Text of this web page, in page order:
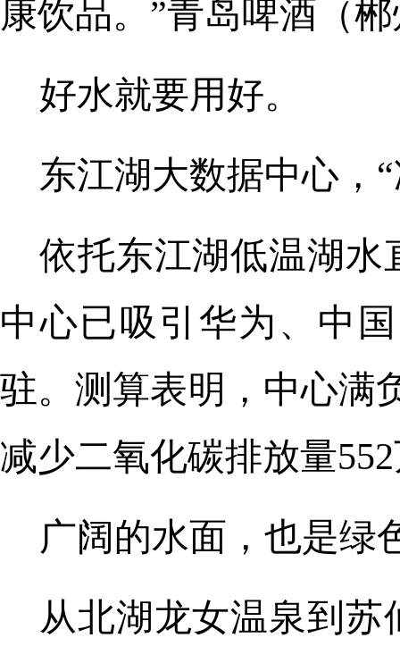
康饮品。”青岛啤酒（
好水就要用好。
东江湖大数据中心，
依托东江湖低温湖水
中心已吸引华为、中
驻。测算表明，中心满
减少二氧化碳排放量
广阔的水面，也是绿
从北湖龙女温泉到